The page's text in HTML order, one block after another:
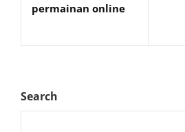
permainan online
Search